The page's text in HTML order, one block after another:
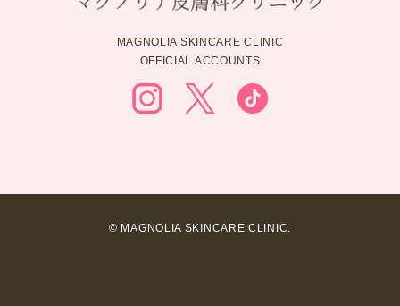
MAGNOLIA SKINCARE CLINIC
OFFICIAL ACCOUNTS
© MAGNOLIA SKINCARE CLINIC.